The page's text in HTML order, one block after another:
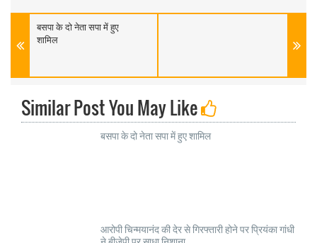
बसपा के दो नेता सपा में हुए
शामिल
Similar Post You May Like
बसपा के दो नेता सपा में हुए शामिल
आरोपी चिन्मयानंद की देर से गिरफ्तारी होने पर प्रियंका गांधी